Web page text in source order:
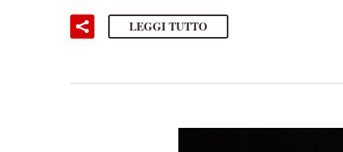
LEGGI TUTTO